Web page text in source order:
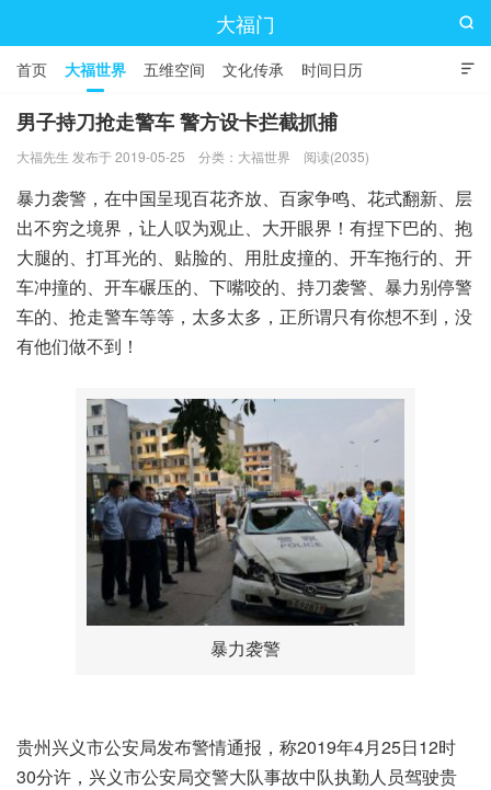
大福门

首页 大福世界 五维空间 文化传承 时间日历

男子持刀抢走警车 警方设卡拦截抓捕
大福先生 发布于 2019-05-25 分类： 大福世界 阅读(2035)
暴力袭警，在中国呈现百花齐放、百家争鸣、花式翻新、层
出不穷之境界，让人叹为观止、大开眼界！有捏下巴的、抱
大腿的、打耳光的、贴脸的、用肚皮撞的、开车拖行的、开
车冲撞的、开车碾压的、下嘴咬的、持刀袭警、暴力别停警
车的、抢走警车等等，太多太多，正所谓只有你想不到，没
有他们做不到！
暴力袭警
贵州兴义市公安局发布警情通报，称2019年4月25日12时
30分许，兴义市公安局交警大队事故中队执勤人员驾驶贵